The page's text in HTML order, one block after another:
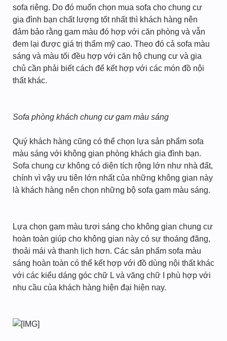
sofa riêng. Do đó muốn chọn mua sofa cho chung cư
gia đình bạn chất lượng tốt nhất thì khách hàng nên
đảm bảo rằng gam màu đó hợp với căn phòng và vẫn
đem lại được giá trị thẩm mỹ cao. Theo đó cả sofa màu
sáng và màu tối đều hợp với căn hộ chung cư và gia
chủ cần phải biết cách để kết hợp với các món đồ nội
thất khác.
Sofa phòng khách chung cư gam màu sáng
Quý khách hàng cũng có thể chọn lựa sản phẩm sofa
màu sáng với không gian phòng khách gia đình bạn.
Sofa chung cư không có diện tích rộng lớn như nhà đất,
chính vì vậy ưu tiên lớn nhất của những không gian này
là khách hàng nên chọn những bộ sofa gam màu sáng.
Lựa chọn gam màu tươi sáng cho không gian chung cư
hoàn toàn giúp cho không gian này có sự thoáng đãng,
thoải mái và thanh lịch hơn. Các sản phẩm sofa màu
sáng hoàn toàn có thể kết hợp với đồ dùng nội thất khác
với các kiểu dáng góc chữ L và văng chữ I phù hợp với
nhu cầu của khách hàng hiện đại hiện nay.